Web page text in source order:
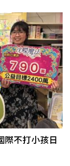
際不打小孩日